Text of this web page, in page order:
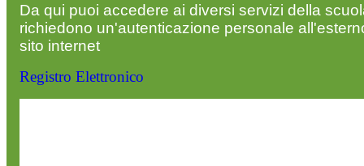
Da qui puoi accedere ai diversi servizi della
richiedono un'autenticazione personale
sito internet
Registro Elettronico